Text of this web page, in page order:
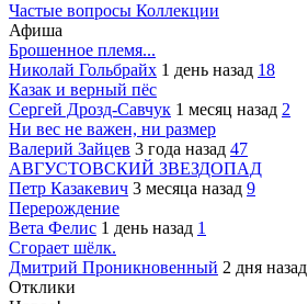
Частые вопросы Коллекции
Афиша
Брошенное племя...
Николай Гольбрайх 1 день назад 18
Казак и верный пёс
Сергей Дрозд-Савчук 1 месяц назад 2
Ни вес не важен, ни размер
Валерий Зайцев 3 года назад 47
АВГУСТОВСКИЙ ЗВЕЗДОПАД
Петр Казакевич 3 месяца назад 9
Перерождение
Вета Фелис 1 день назад 1
Сгорает шёлк.
Дмитрий Проникновенный 2 дня назад
Отклики